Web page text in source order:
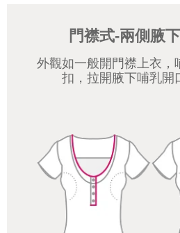
門襟式-兩側腋
外觀如一般開門襟上衣，
扣，拉開腋下哺乳開